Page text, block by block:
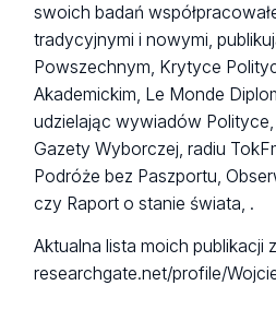
swoich badań
tradycyjnymi i nowymi,
Powszechnym, Krytyce
Akademickim, Le Monde
udzielając wywiadów
Gazety Wyborczej, radiu
Podróże bez Paszportu,
czy Raport o stanie świata, .
Aktualna lista moich publikacji
researchgate.net/profile/